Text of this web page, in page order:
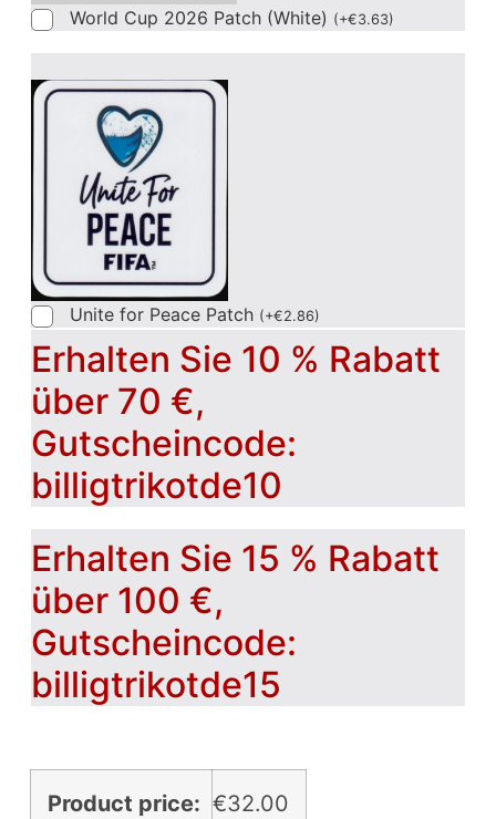
World Cup 2026 Patch (White) (+€3.63)
Unite for Peace Patch (+€2.86)
Erhalten Sie 10 % Rabatt
über 70 €,
Gutscheincode:
billigtrikotde10
Erhalten Sie 15 % Rabatt
über 100 €,
Gutscheincode:
billigtrikotde15
Product price: €32.00